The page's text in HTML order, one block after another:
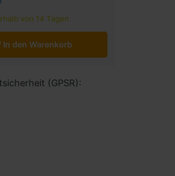
von 14 Tagen
In den Warenkorb
(GPSR):